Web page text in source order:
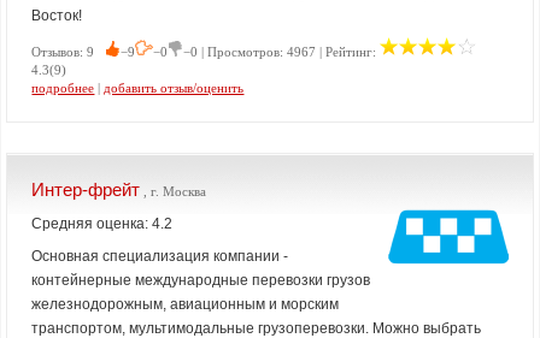
Восток!
Отзывов: 9 −9 −0
−0 | Просмотров: 4967 | Рейтинг:
4.3(9)
подробнее | добавить отзыв/оценить
Интер-фрейт , г. Москва
Средняя оценка: 4.2
Основная специализация компании -
контейнерные международные перевозки грузов
железнодорожным, авиационным и морским
транспортом, мультимодальные грузоперевозки. Можно выбрать